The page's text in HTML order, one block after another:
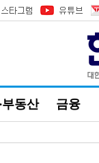
부동산 금융